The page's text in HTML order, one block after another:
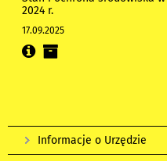
2024 r.
17.09.2025
Informacje o Urzędzie